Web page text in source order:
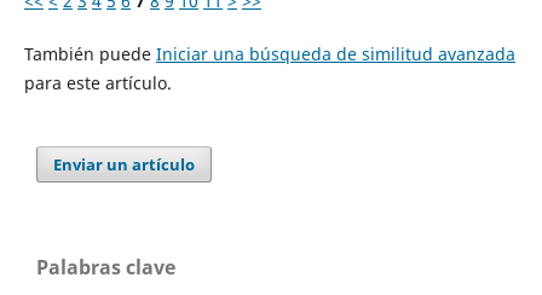
También puede Iniciar una búsqueda de similitud avanzada
para este artículo.
Enviar un artículo
Palabras clave